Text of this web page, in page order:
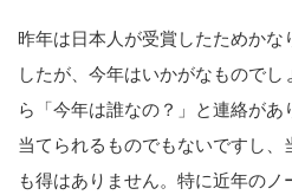
昨年は日本人が受賞したためかな
したが、今年はいかがなもので
ら「今年は誰なの？」と連絡があ
当てられるものでもないですし、
も得はありません。特に近年の